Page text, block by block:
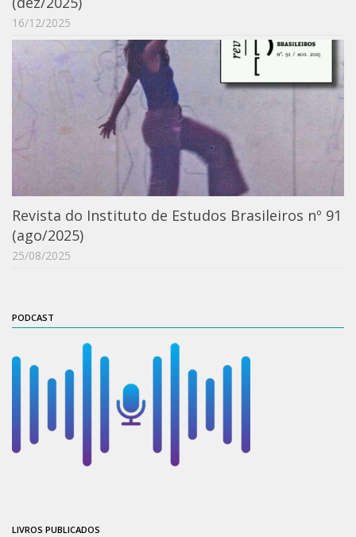
Exposições Passadas
Aquisição de Acervo
Educativo
Extroversão
Projeto Brasil-África
Projeto Brasil Ciência
Moraes Silva
Educação em Fronteiras
Portal de Literatura de Cordel
Plataforma Modernismo
16/12/2025
Revista do Instituto de Estudos Brasileiros nº 91
(ago/2025)
25/08/2025
PODCAST
LIVROS PUBLICADOS